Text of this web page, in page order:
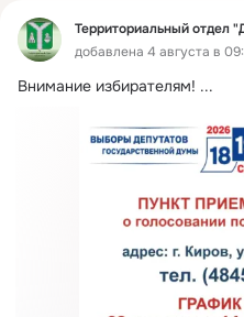
Территориальный отдел
добавлена 4 августа в
Внимание избирателям! ...